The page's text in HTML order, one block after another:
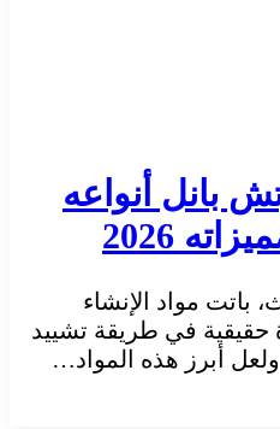
بانل أنواعه
2026
باتت مواد الإنشاء
حقيقية في طريقة تشييد
أبرز هذه المواد…